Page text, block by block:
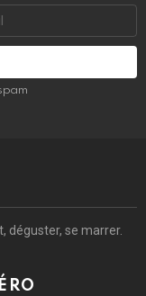
déguster, se marrer.